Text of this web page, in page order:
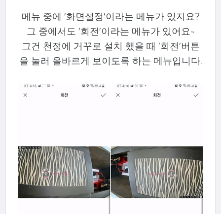
메뉴 중에 '화면설정'이라는 메뉴가 있지요?
그 중에서도 '회전'이라는 메뉴가 있어요~
그건 천정에 거꾸로 설치 했을 때 '회전'버튼
을 눌러 올바르게 보이도록 하는 메뉴입니다.